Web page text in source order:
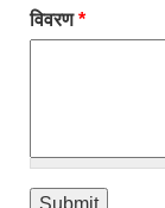
विवरण*